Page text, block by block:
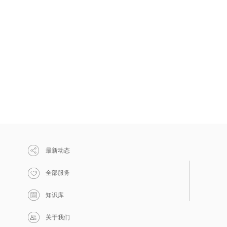
最新动态
全部服务
知识库
关于我们